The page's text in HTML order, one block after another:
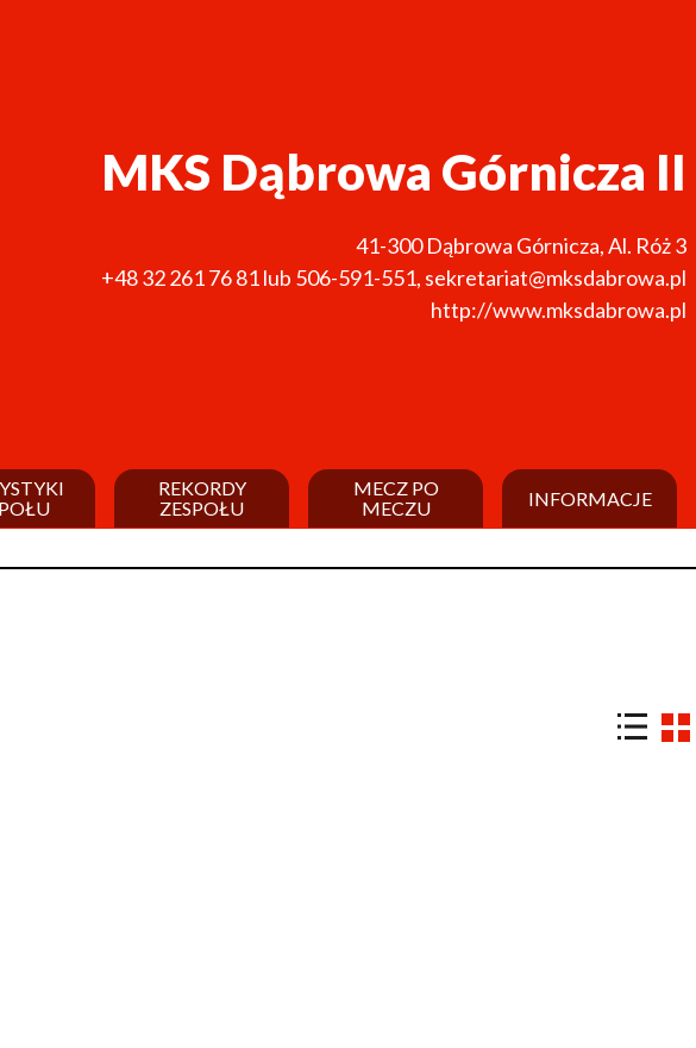
MKS Dąbrowa Górnicza II
41-300 Dąbrowa Górnicza,Al. Róż 3
+48 32 261 76 81 lub 506-591-551, sekretariat@mksdabrowa.pl
http://www.mksdabrowa.pl
REKORDY
ZESPOŁU
MECZ PO
MECZU
INFORMACJE